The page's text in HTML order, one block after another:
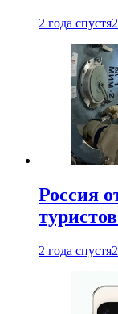
2 года спустя
Россия
2 года спустя